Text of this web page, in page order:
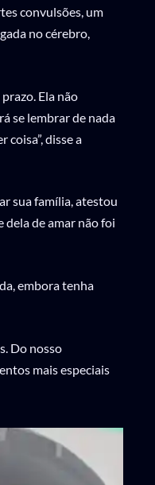
convulsões, um
no cérebro,
Ela não
se lembrar de nada
disse a
sua família, atestou
dela de amar não foi
embora tenha
Do nosso
mais especiais